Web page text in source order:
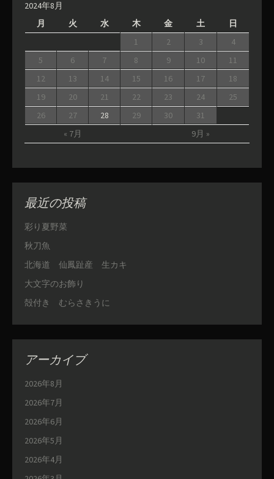
2024年8月
月
火 水 木 金 土 日
« 7月 9月 »
1 2 3
4
5
6 7 8 9 10
11
12
13 14 15 16 17
18
19
20 21 22 23 24
25
26
27 28 29 30 31
最近の投稿
彩り夏野菜
秋刀魚
北海道 仙鳳趾産 生カキ
大文字のお飾り
殻付き むらさきうに
アーカイブ
2026年8月
2026年7月
2026年6月
2026年5月
2026年4月